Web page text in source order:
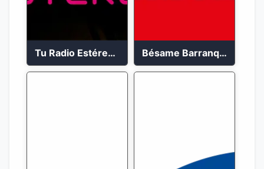
Tu Radio Estéreo 24/7 Bésame Barranquilla en vivo 88.6 FM